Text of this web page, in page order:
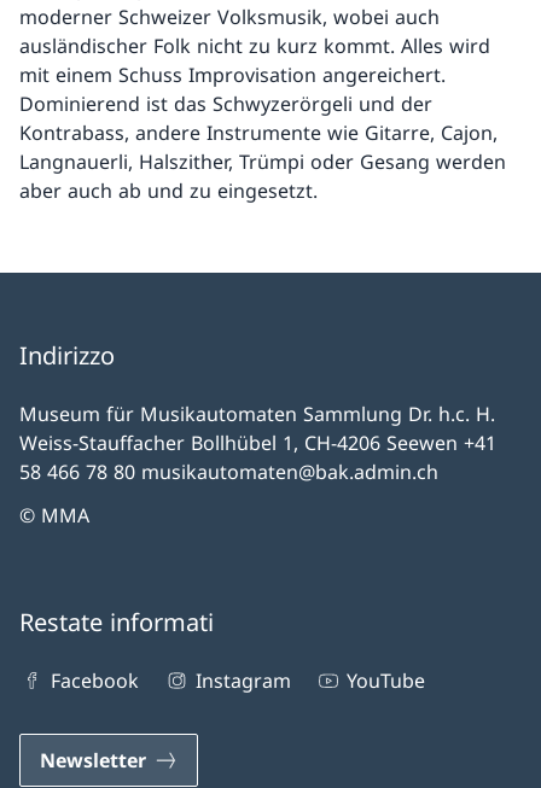
moderner Schweizer Volksmusik, wobei auch
ausländischer Folk nicht zu kurz kommt. Alles wird
mit einem Schuss Improvisation angereichert.
Dominierend ist das Schwyzerörgeli und der
Kontrabass, andere Instrumente wie Gitarre, Cajon,
Langnauerli, Halszither, Trümpi oder Gesang werden
aber auch ab und zu eingesetzt.
Indirizzo
Museum für Musikautomaten Sammlung Dr. h.c. H.
Weiss-Stauffacher Bollhübel 1, CH-4206 Seewen +41
58 466 78 80 musikautomaten@bak.admin.ch
© MMA
Restate informati
Facebook Instagram YouTube
Newsletter